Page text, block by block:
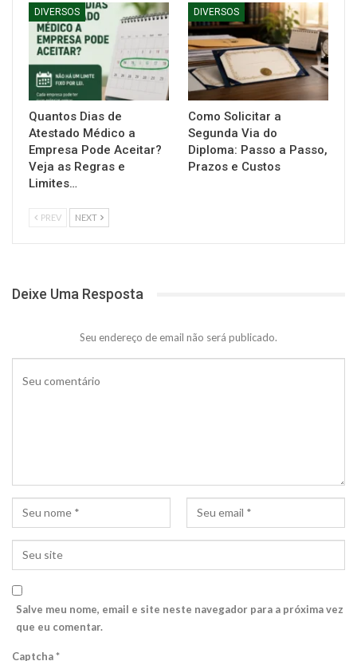
DIVERSOS
Quantos Dias de
Atestado Médico a
Empresa Pode Aceitar?
Veja as Regras e
Limites…
DIVERSOS
Como Solicitar a
Segunda Via do
Diploma: Passo a Passo,
Prazos e Custos
PREV NEXT
Deixe Uma Resposta
Seu endereço de email não será publicado.
Salve meu nome, email e site neste navegador para a próxima vez
que eu comentar.
Captcha*